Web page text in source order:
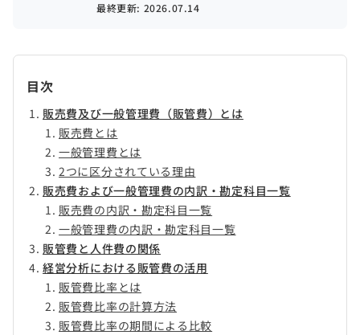
最終更新: 2026.07.14
目次
販売費及び一般管理費（販管費）とは
販売費とは
一般管理費とは
2つに区分されている理由
販売費および一般管理費の内訳・勘定科目一覧
販売費の内訳・勘定科目一覧
一般管理費の内訳・勘定科目一覧
販管費と人件費の関係
経営分析における販管費の活用
販管費比率とは
販管費比率の計算方法
販管費比率の期間による比較